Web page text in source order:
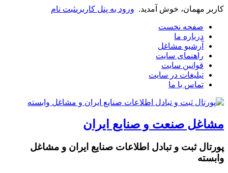
کاربر مهمان، خوش آمدید. ورود به پنل کاربریثبت نام
صفحه نخست
درباره ما
آرشیو مشاغل
راهنمای سایت
قوانین سایت
تبلیغات در سایت
تماس با ما
مشاغل صنعت و صنایع ایران
پورتال ثبت و تبادل اطلاعات صنایع ایران و مشاغل
وابسته